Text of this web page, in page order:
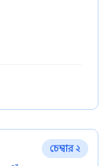
চেম্বার ২